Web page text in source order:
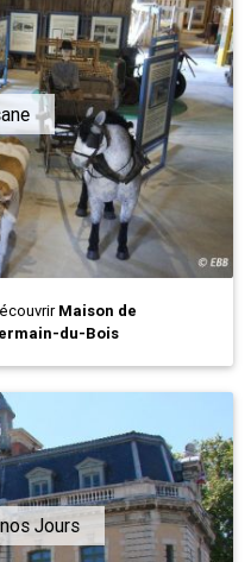
Maison de
du-Bois
Jours